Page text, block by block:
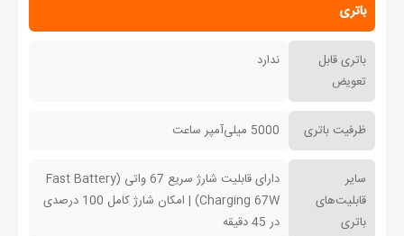
باتری
باتری قابل
تعویض
ندارد
ظرفیت باتری 5000 میلی‌آمپر ساعت
سایر
قابلیت‌های
باتری
دارای قابلیت شارژ سریع 67 واتی (Fast Battery
Charging 67W) | امکان شارژ کامل 100 درصدی
در 45 دقیقه